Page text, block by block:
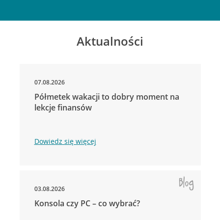
Aktualności
07.08.2026
Półmetek wakacji to dobry moment na
lekcje finansów
Dowiedz się więcej
03.08.2026
Konsola czy PC – co wybrać?